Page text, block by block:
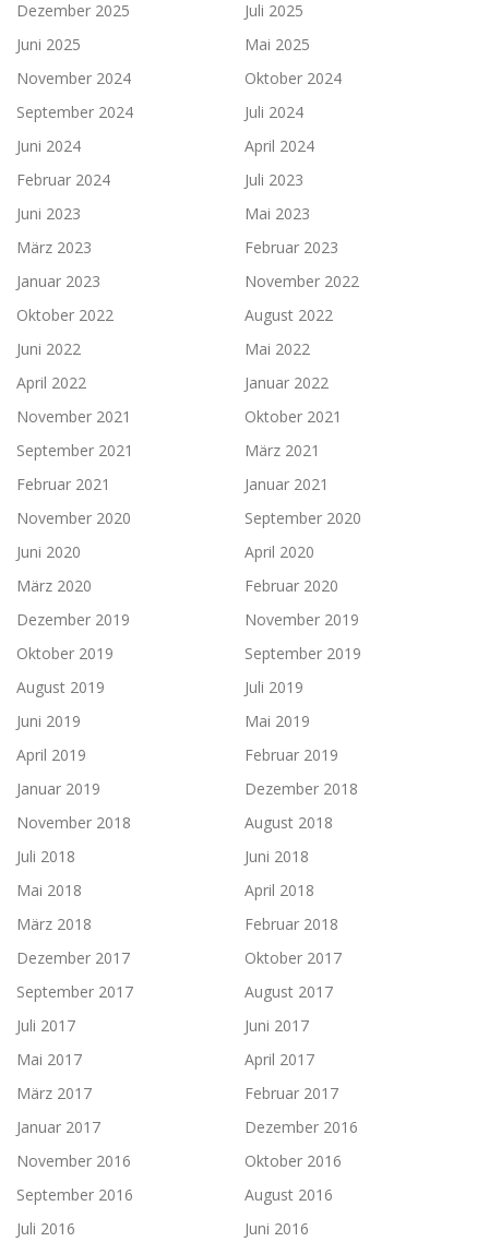
Dezember 2025
Juli 2025
Juni 2025
Mai 2025
November 2024
Oktober 2024
September 2024
Juli 2024
Juni 2024
April 2024
Februar 2024
Juli 2023
Juni 2023
Mai 2023
März 2023
Februar 2023
Januar 2023
November 2022
Oktober 2022
August 2022
Juni 2022
Mai 2022
April 2022
Januar 2022
November 2021
Oktober 2021
September 2021
März 2021
Februar 2021
Januar 2021
November 2020
September 2020
Juni 2020
April 2020
März 2020
Februar 2020
Dezember 2019
November 2019
Oktober 2019
September 2019
August 2019
Juli 2019
Juni 2019
Mai 2019
April 2019
Februar 2019
Januar 2019
Dezember 2018
November 2018
August 2018
Juli 2018
Juni 2018
Mai 2018
April 2018
März 2018
Februar 2018
Dezember 2017
Oktober 2017
September 2017
August 2017
Juli 2017
Juni 2017
Mai 2017
April 2017
März 2017
Februar 2017
Januar 2017
Dezember 2016
November 2016
Oktober 2016
September 2016
August 2016
Juli 2016
Juni 2016